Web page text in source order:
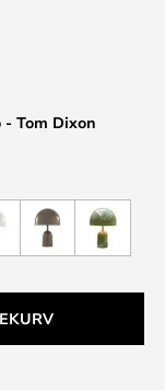
Tom Dixon